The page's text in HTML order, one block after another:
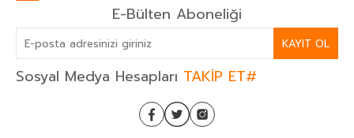
E-Bülten Aboneliği
KAYIT OL
Sosyal Medya Hesapları TAKİP ET#